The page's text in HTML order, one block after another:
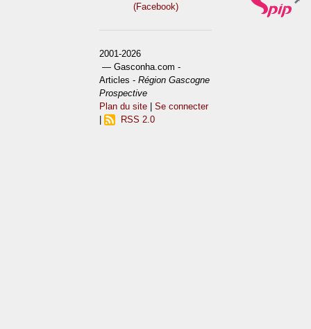
(Facebook)
2001-2026
— Gasconha.com -
Articles -Région Gascogne
Prospective
Plan du site |Se connecter
RSS 2.0